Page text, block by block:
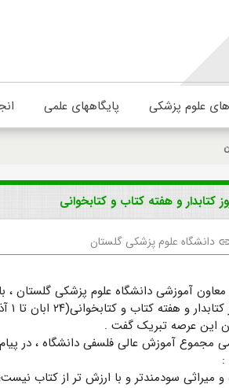
علوم پزشکی پایگاههای علمی
و هفته کتاب و کتابخوانی
دانشگاه علوم پزشکی گلستان
معاون آموزشی دانشگاه علوم پزشکی گلستان ،
پیامی به
این عرصه تبریک گفت .
مجموع آموزش عالی فلسفی دانشگاه ، در
:
میراثی سودمندتر و با ارزش تر از کتاب